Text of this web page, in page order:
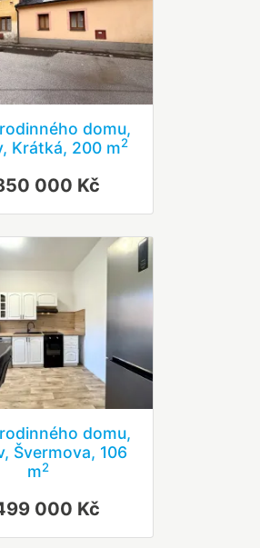
domu,
Krátká, 200 m2
000 Kč
domu,
Švermova, 106
m2
000 Kč